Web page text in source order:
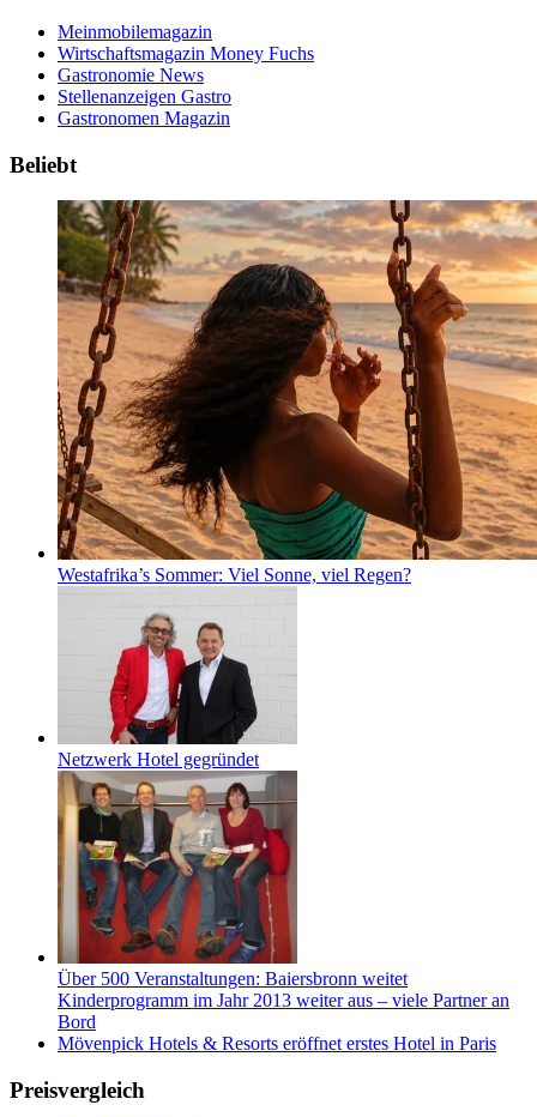
Meinmobilemagazin
Wirtschaftsmagazin Money Fuchs
Gastronomie News
Stellenanzeigen Gastro
Gastronomen Magazin
Beliebt
Westafrika’s Sommer: Viel Sonne, viel Regen?
Netzwerk Hotel gegründet
Über 500 Veranstaltungen: Baiersbronn weitet
Kinderprogramm im Jahr 2013 weiter aus – viele Partner an
Bord
Mövenpick Hotels & Resorts eröffnet erstes Hotel in Paris
Preisvergleich